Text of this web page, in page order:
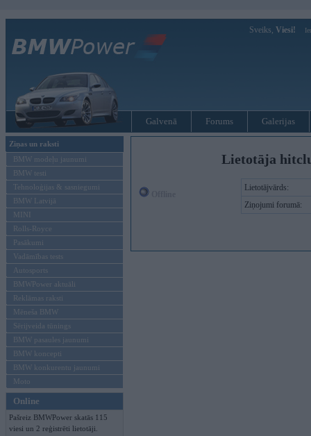
Sveiks, Viesi!
Galvenā Forums Galerijas
Ziņas un raksti
BMW modeļu jaunumi
BMW testi
Tehnoloģijas & sasniegumi
BMW Latvijā
MINI
Rolls-Royce
Pasākumi
Vadāmības tests
Autosports
BMWPower aktuāli
Reklāmas raksti
Mēneša BMW
Sērijveida tūnings
BMW pasaules jaunumi
BMW koncepti
BMW konkurentu jaunumi
Moto
Online
Pašreiz BMWPower skatās 115
viesi un 2 reģistrēti lietotāji.
Lietotāja
Lietotājvārds:
Ziņojumi forumā: